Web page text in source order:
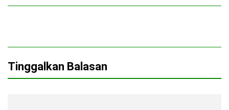
Tinggalkan Balasan